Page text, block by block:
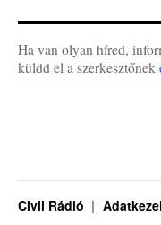
Ha van olyan híred,
küldd el a szerkesztőnek
Civil Rádió